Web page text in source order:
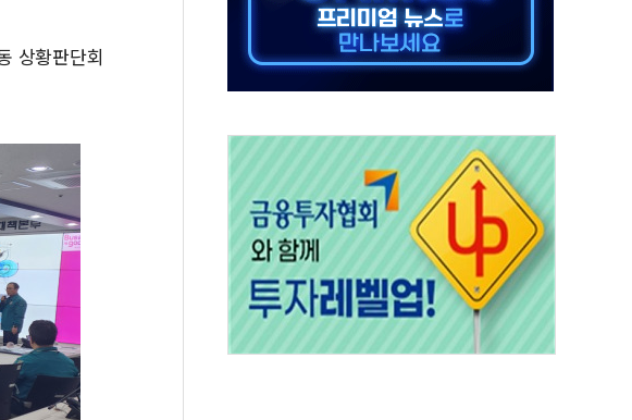
동도 인근 해상서 모터보트 전복…1명 사망·1명 실종
'위안부' 피해자 기림의 날 참석..."국제적 시민 연대로 목소리 내야"
낸 김민석에 '뻔뻔' 받아친 정청래…제주 연설서 신경전 고조
상황판단회